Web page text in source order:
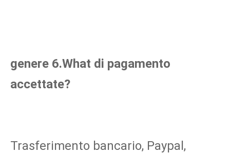
genere 6.What di pagamento
accettate?
Trasferimento bancario, Paypal,